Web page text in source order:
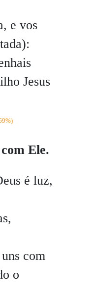
e vos
Jesus
Ele.
é luz,
com
o